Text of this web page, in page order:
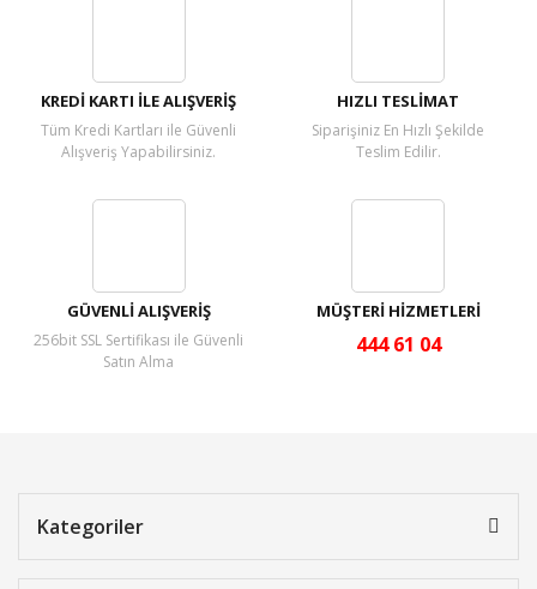
KREDİ KARTI İLE ALIŞVERİŞ
Tüm Kredi Kartları ile Güvenli
Alışveriş Yapabilirsiniz.
HIZLI TESLİMAT
Siparişiniz En Hızlı Şekilde
Teslim Edilir.
GÜVENLİ ALIŞVERİŞ
256bit SSL Sertifikası ile Güvenli
Satın Alma
MÜŞTERİ HİZMETLERİ
444 61 04
Kategoriler